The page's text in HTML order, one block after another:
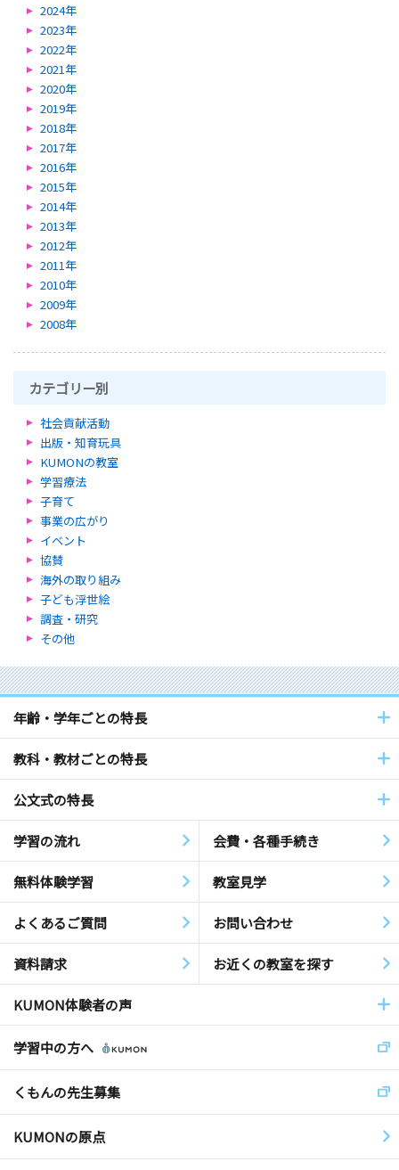
2024年
2023年
2022年
2021年
2020年
2019年
2018年
2017年
2016年
2015年
2014年
2013年
2012年
2011年
2010年
2009年
2008年
カテゴリー別
社会貢献活動
出版・知育玩具
KUMONの教室
学習療法
子育て
事業の広がり
イベント
協賛
海外の取り組み
子ども浮世絵
調査・研究
その他
年齢・学年ごとの特長
教科・教材ごとの特長
公文式の特長
学習の流れ 会費・各種手続き
無料体験学習 教室見学
よくあるご質問 お問い合わせ
資料請求 お近くの教室を探す
KUMON体験者の声
学習中の方へ
くもんの先生募集
KUMONの原点